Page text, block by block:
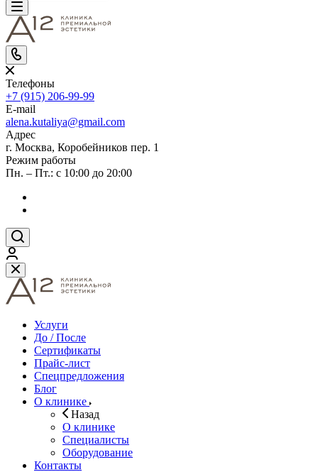
Телефоны
+7 (915) 206-99-99
E-mail
alena.kutaliya@gmail.com
Адрес
г. Москва, Коробейников пер. 1
Режим работы
Пн. – Пт.: с 10:00 до 20:00
Услуги
До / После
Сертификаты
Прайс-лист
Спецпредложения
Блог
О клинике
Назад
О клинике
Специалисты
Оборудование
Контакты